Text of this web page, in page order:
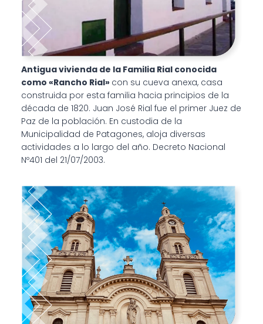
Antigua vivienda de la Familia Rial conocida
como «Rancho Rial» con su cueva anexa, casa
construida por esta familia hacia principios de la
década de 1820. Juan José Rial fue el primer Juez de
Paz de la población. En custodia de la
Municipalidad de Patagones, aloja diversas
actividades a lo largo del año. Decreto Nacional
Nº401 del 21/07/2003.